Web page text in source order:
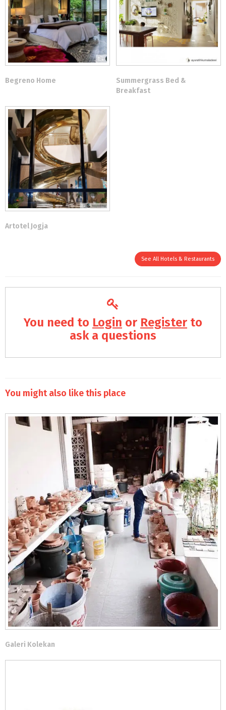
Begreno Home
Summergrass Bed &
Breakfast
Artotel Jogja
See All Hotels & Restaurants
You need to Login or Register to
ask a questions
You might also like this place
Galeri Kolekan